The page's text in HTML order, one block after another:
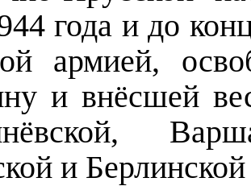
года и до
армией,
и внёсшей
и